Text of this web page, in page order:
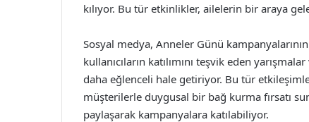
kılıyor. Bu tür etkinlikler, ailelerin bir araya
Sosyal medya, Anneler Günü
kullanıcıların katılımını teşvik eden
daha eğlenceli hale getiriyor. Bu tür
müşterilerle duygusal bir bağ kurma fırsatı
paylaşarak kampanyalara katılabiliyor.